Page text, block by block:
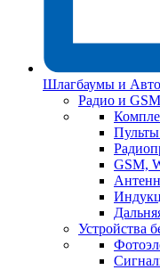
Шлагбаумы и
Радио и
GSM,
Устройства